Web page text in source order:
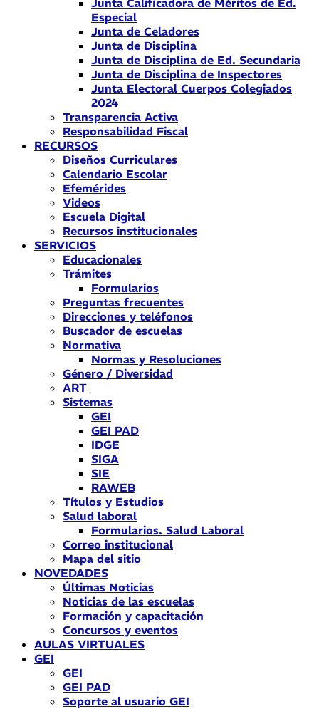
Junta Calificadora de Méritos de Ed.
Especial
Junta de Celadores
Junta de Disciplina
Junta de Disciplina de Ed. Secundaria
Junta de Disciplina de Inspectores
Junta Electoral Cuerpos Colegiados
2024
Transparencia Activa
Responsabilidad Fiscal
RECURSOS
Diseños Curriculares
Calendario Escolar
Efemérides
Videos
Escuela Digital
Recursos institucionales
SERVICIOS
Educacionales
Trámites
Formularios
Preguntas frecuentes
Direcciones y teléfonos
Buscador de escuelas
Normativa
Normas y Resoluciones
Género / Diversidad
ART
Sistemas
GEI
GEI PAD
IDGE
SIGA
SIE
RAWEB
Títulos y Estudios
Salud laboral
Formularios. Salud Laboral
Correo institucional
Mapa del sitio
NOVEDADES
Últimas Noticias
Noticias de las escuelas
Formación y capacitación
Concursos y eventos
AULAS VIRTUALES
GEI
GEI
GEI PAD
Soporte al usuario GEI